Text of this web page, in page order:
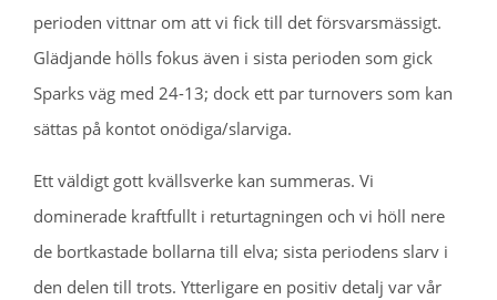
perioden vittnar om att vi fick till det försvarsmässigt.
Glädjande hölls fokus även i sista perioden som gick
Sparks väg med 24-13; dock ett par turnovers som kan
sättas på kontot onödiga/slarviga.
Ett väldigt gott kvällsverke kan summeras. Vi
dominerade kraftfullt i returtagningen och vi höll nere
de bortkastade bollarna till elva; sista periodens slarv i
den delen till trots. Ytterligare en positiv detalj var vår